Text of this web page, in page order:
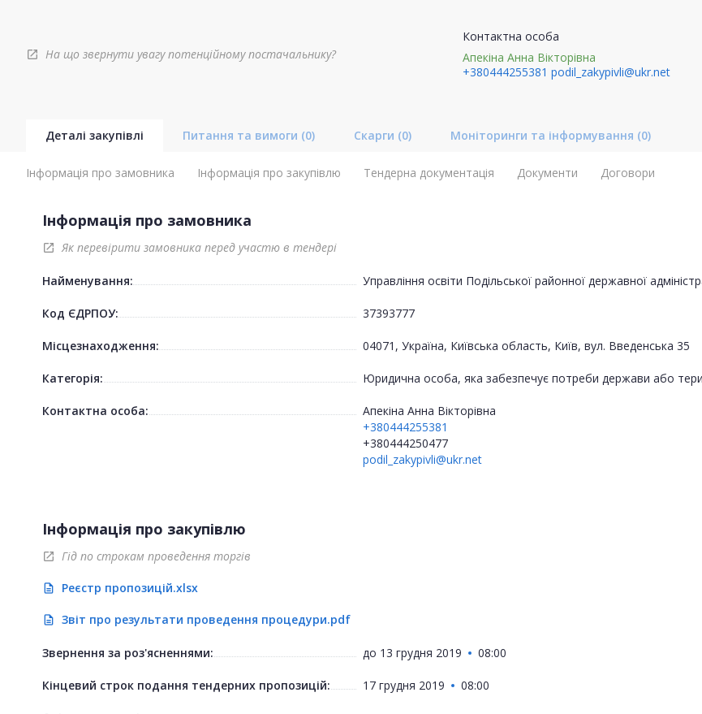
open_in_new На що звернути увагу потенційному постачальнику?
Контактна особа
Апекіна Анна Вікторівна
+380444255381 podil_zakypivli@ukr.net
Деталі закупівлі Питання та вимоги (0) Скарги (0) Моніторинги та інформування (0)
Інформація про замовника Інформація про закупівлю Тендерна документація Документи Договори
Інформація про замовника
open_in_new Як перевірити замовника перед участю в тендері
Найменування: Управління освіти Подільської районної державної
Код ЄДРПОУ: 37393777
Місцезнаходження: 04071, Україна, Київська область, Київ, вул. Введенська 35
Категорія: Юридична особа, яка забезпечує потреби держави або
Контактна особа:
Апекіна Анна Вікторівна
+380444255381
+380444250477
podil_zakypivli@ukr.net
Інформація про закупівлю
open_in_new Гід по строкам проведення торгів
description Реєстр пропозицій.xlsx
description Звіт про результати проведення процедури.pdf
Звернення за роз'ясненнями: до 13 грудня 2019 08:00
Кінцевий строк подання тендерних пропозицій: 17 грудня 2019 08:00